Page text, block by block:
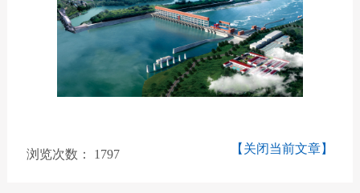
浏览次数： 1797 【关闭当前文章】